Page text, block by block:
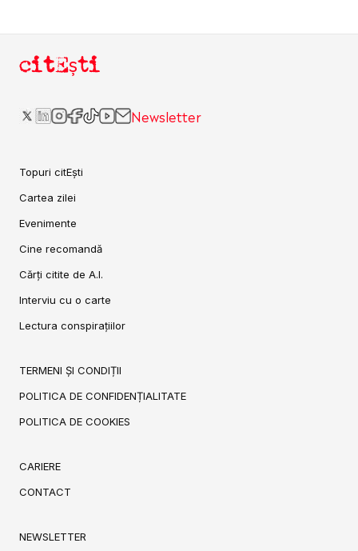
citEști
Newsletter
Topuri citEști
Cartea zilei
Evenimente
Cine recomandă
Cărți citite de A.I.
Interviu cu o carte
Lectura conspirațiilor
TERMENI ȘI CONDIȚII
POLITICA DE CONFIDENȚIALITATE
POLITICA DE COOKIES
CARIERE
CONTACT
NEWSLETTER